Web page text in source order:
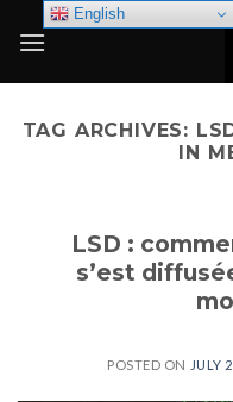
TAG ARCHIVES:
IN
LSD :
s’est
POSTED ON JULY
English